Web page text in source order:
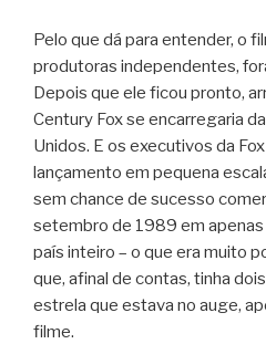
Pelo que dá para entender, o
produtoras independentes,
Depois que ele ficou pronto,
Century Fox se encarregaria
Unidos. E os executivos da
lançamento em pequena
sem chance de sucesso
setembro de 1989 em
país inteiro – o que era muito
que, afinal de contas, tinha
estrela que estava no auge,
filme.